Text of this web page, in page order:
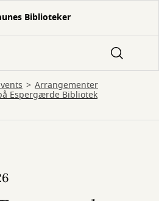
Biblioteker
Arrangementer
Espergærde Bibliotek